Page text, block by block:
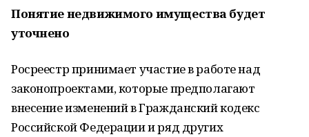
Понятие недвижимого имущества будет
уточнено
Росреестр принимает участие в работе над
законопроектами, которые предполагают
внесение изменений в Гражданский кодекс
Российской Федерации и ряд других